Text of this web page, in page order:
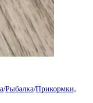
/Рыбалка/Прикормки,